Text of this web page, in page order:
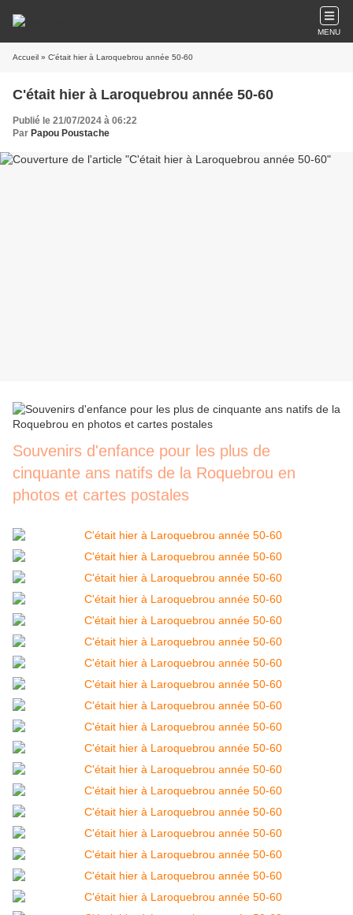
MENU
Accueil » C'était hier à Laroquebrou année 50-60
C'était hier à Laroquebrou année 50-60
Publié le 21/07/2024 à 06:22
Par Papou Poustache
Souvenirs d'enfance pour les plus de
cinquante ans natifs de la Roquebrou en
photos et cartes postales